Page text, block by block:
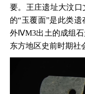
要。王庄遗址大汶
的“玉覆面”是此类
外ⅣM3出土的成组石
东方地区史前时期社